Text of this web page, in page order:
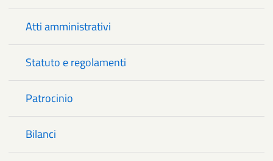
Atti amministrativi
Statuto e regolamenti
Patrocinio
Bilanci